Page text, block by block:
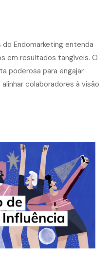
Endomarketing entenda
em resultados tangíveis. O
poderosa para engajar
colaboradores à visão